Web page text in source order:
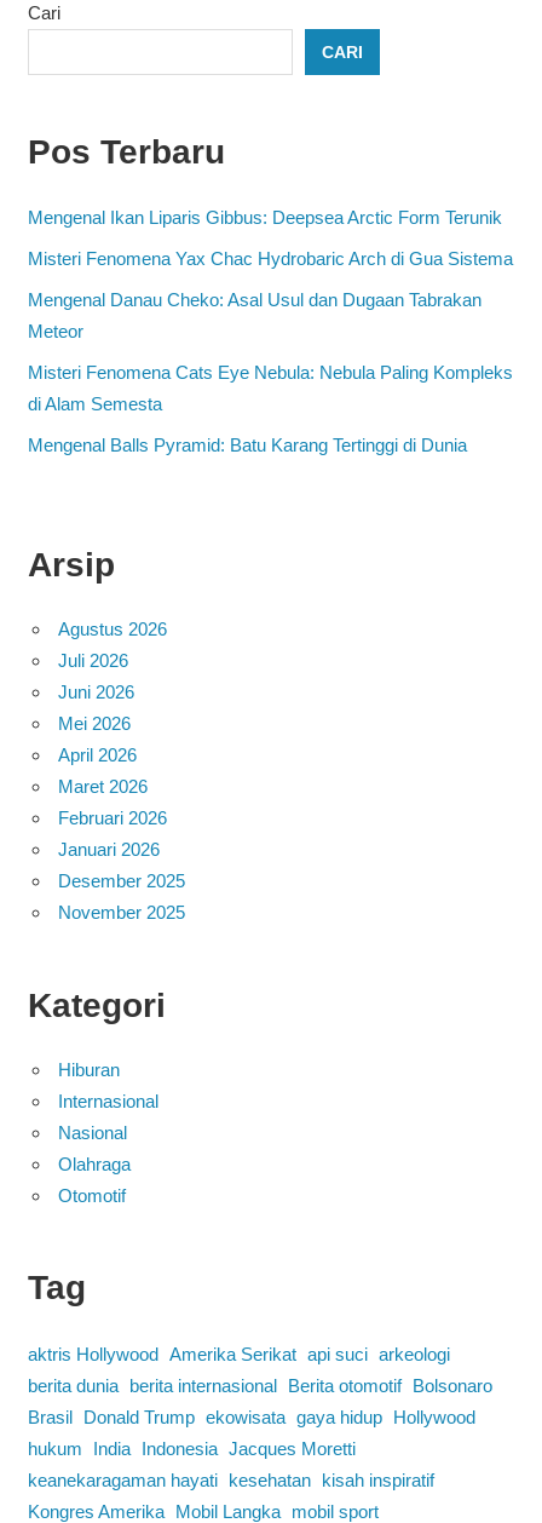
Cari
CARI
Pos Terbaru
Mengenal Ikan Liparis Gibbus: Deepsea Arctic Form Terunik
Misteri Fenomena Yax Chac Hydrobaric Arch di Gua Sistema
Mengenal Danau Cheko: Asal Usul dan Dugaan Tabrakan
Meteor
Misteri Fenomena Cats Eye Nebula: Nebula Paling Kompleks
di Alam Semesta
Mengenal Balls Pyramid: Batu Karang Tertinggi di Dunia
Arsip
Agustus 2026
Juli 2026
Juni 2026
Mei 2026
April 2026
Maret 2026
Februari 2026
Januari 2026
Desember 2025
November 2025
Kategori
Hiburan
Internasional
Nasional
Olahraga
Otomotif
Tag
aktris Hollywood Amerika Serikat api suci arkeologi
berita dunia
berita internasional Berita otomotif
Bolsonaro
Brasil
Donald Trump ekowisata gaya hidup
Hollywood
hukum
India Indonesia Jacques Moretti
keanekaragaman hayati
kesehatan
kisah inspiratif
Kongres Amerika
Mobil Langka mobil sport